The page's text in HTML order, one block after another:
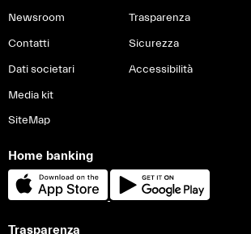
Newsroom
Contatti
Dati societari
Media kit
SiteMap
Trasparenza
Sicurezza
Accessibilità
Home banking
Trasparenza